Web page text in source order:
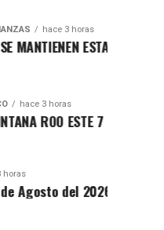
hace 3 horas
ESTABLES
hace 3 horas
ROO ESTE 7 DE AGOSTO DE
horas
del 2026